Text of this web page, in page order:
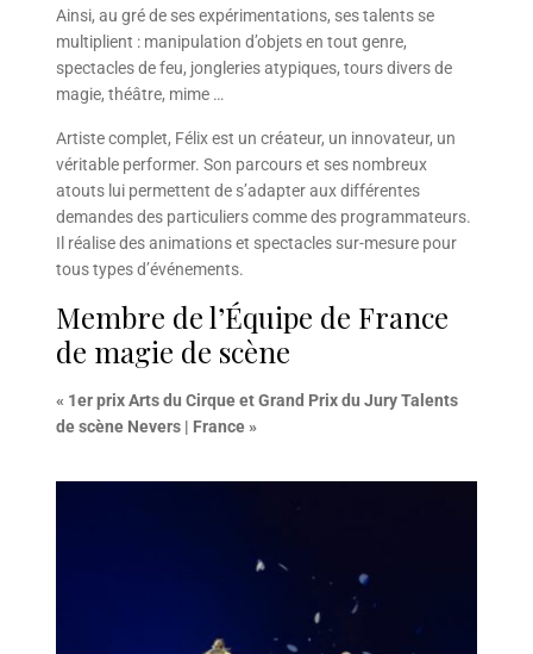
Ainsi, au gré de ses expérimentations, ses talents se
multiplient : manipulation d’objets en tout genre,
spectacles de feu, jongleries atypiques, tours divers de
magie, théâtre, mime …
Artiste complet, Félix est un créateur, un innovateur, un
véritable performer. Son parcours et ses nombreux
atouts lui permettent de s’adapter aux différentes
demandes des particuliers comme des programmateurs.
Il réalise des animations et spectacles sur-mesure pour
tous types d’événements.
Membre de l’Équipe de France
de magie de scène
« 1er prix Arts du Cirque et Grand Prix du Jury Talents
de scène Nevers | France »